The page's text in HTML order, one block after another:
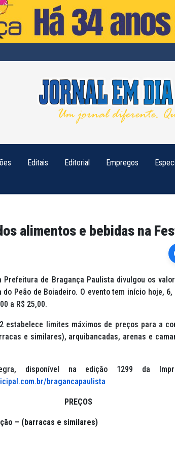
Editais Editorial Empregos
alimentos e bebidas na
de Bragança Paulista divulgou os
do Peão de Boiadeiro. O evento tem início hoje,
a R$ 25,00.
estabelece limites máximos de preços para a
e similares), arquibancadas, arenas e
disponível na edição 1299 da
bragancapaulista
PREÇOS
– (barracas e similares)